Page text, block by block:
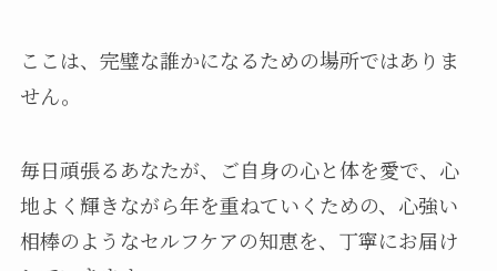
ここは、完璧な誰かになるための場所ではありま
せん。
毎日頑張るあなたが、ご自身の心と体を愛で、心
地よく輝きながら年を重ねていくための、心強い
相棒のようなセルフケアの知恵を、丁寧にお届け